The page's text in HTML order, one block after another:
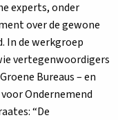
experts, onder
over de gewone
In de werkgroep
vertegenwoordigers
Bureaus – en
Ondernemend
“De